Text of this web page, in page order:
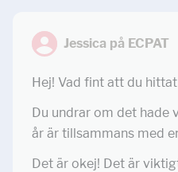
Jessica på ECPAT
Hej! Vad fint att du
Du undrar om det hade
år är tillsammans med
Det är okej! Det är